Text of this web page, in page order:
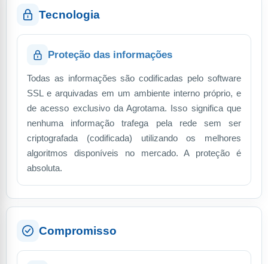
Tecnologia
Proteção das informações
Todas as informações são codificadas pelo software
SSL e arquivadas em um ambiente interno próprio, e
de acesso exclusivo da Agrotama. Isso significa que
nenhuma informação trafega pela rede sem ser
criptografada (codificada) utilizando os melhores
algoritmos disponíveis no mercado. A proteção é
absoluta.
Compromisso